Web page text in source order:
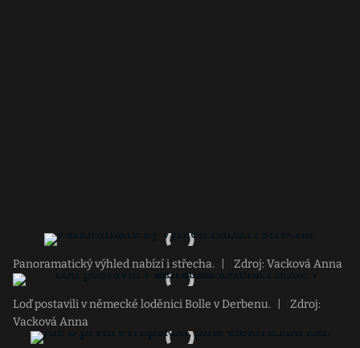
Panoramatický výhled nabízí i střecha. Zdroj: Vacková Anna
Loď postavili v německé loděnici Bolle v Derbenu.
Zdroj:
Vacková Anna